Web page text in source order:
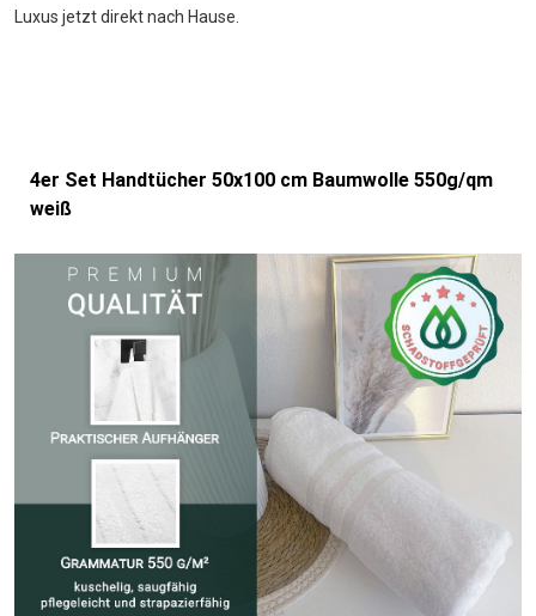
Luxus jetzt direkt nach Hause.
4er Set Handtücher 50x100 cm Baumwolle 550g/qm
weiß